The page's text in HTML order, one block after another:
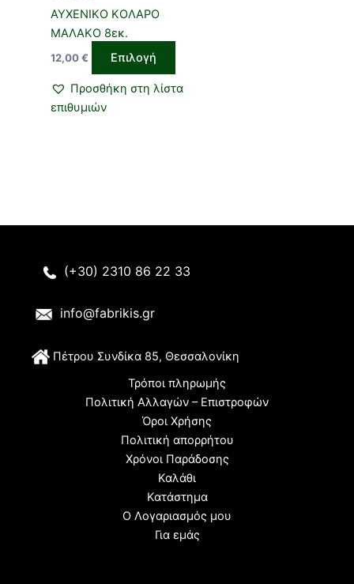
ΑΥΧΕΝΙΚΟ ΚΟΛΑΡΟ
ΜΑΛΑΚΟ 8εκ.
12,00€ Επιλογή
επιλεγούν
σελίδα
του
Προσθήκη στη λίστα
επιθυμιών
(+30) 2310 86 22 33
info@fabrikis.gr
Πέτρου Συνδίκα 85, Θεσσαλονίκη
Τρόποι πληρωμής
Πολιτική Αλλαγών – Επιστροφών
Όροι Χρήσης
Πολιτική απορρήτου
Χρόνοι Παράδοσης
Καλάθι
Κατάστημα
Ο Λογαριασμός μου
Για εμάς